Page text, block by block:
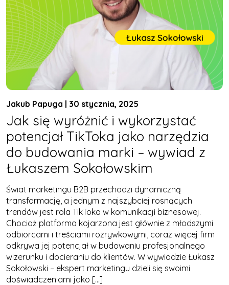
Jakub Papuga | 30 stycznia, 2025
Jak się wyróżnić i wykorzystać
potencjał TikToka jako narzędzia
do budowania marki – wywiad z
Łukaszem Sokołowskim
Świat marketingu B2B przechodzi dynamiczną
transformację, a jednym z najszybciej rosnących
trendów jest rola TikToka w komunikacji biznesowej.
Chociaż platforma kojarzona jest głównie z młodszymi
odbiorcami i treściami rozrywkowymi, coraz więcej firm
odkrywa jej potencjał w budowaniu profesjonalnego
wizerunku i docieraniu do klientów. W wywiadzie Łukasz
Sokołowski – ekspert marketingu dzieli się swoimi
doświadczeniami jako […]